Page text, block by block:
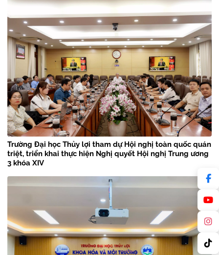
Trường Đại học Thủy lợi tham dự Hội nghị toàn quốc quán
triệt, triển khai thực hiện Nghị quyết Hội nghị Trung ương
3 khóa XIV